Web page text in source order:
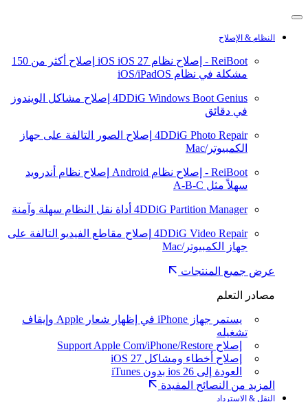
النظام & الإصلاح
ReiBoot - إصلاح نظام iOS iOS 27
إصلاح أكثر من 150
مشكلة في نظام iOS/iPadOS
4DDiG Windows Boot Genius إصلاح مشاكل الويندوز
في دقائق
4DDiG Photo Repair إصلاح الصور التالفة على جهاز
الكمبيوتر/Mac
ReiBoot - إصلاح نظام Android
إصلاح نظام أندرويد
سهلاً مثل A-B-C
4DDiG Partition Manager أداة نقل النظام سهلة وآمنة
4DDiG Video Repair إصلاح مقاطع الفيديو التالفة على
جهاز الكمبيوتر/Mac
عرض جميع المنتجات
مصادر التعلم
يستمر جهاز iPhone في إظهار شعار Apple وإيقاف
تشغيله
إصلاح Support Apple Com/iPhone/Restore
إصلاح أخطاء ومشاكل iOS 27
العودة إلى ios 26 بدون iTunes
المزيد من النصائح المفيدة
النقل & الاسترداد